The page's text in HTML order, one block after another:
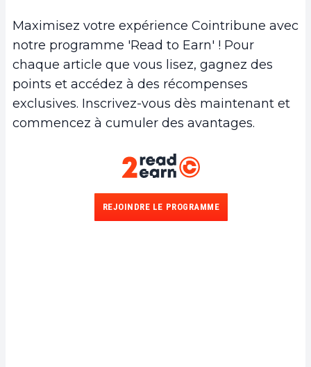
Maximisez votre expérience Cointribune avec
notre programme 'Read to Earn' ! Pour
chaque article que vous lisez, gagnez des
points et accédez à des récompenses
exclusives. Inscrivez-vous dès maintenant et
commencez à cumuler des avantages.
REJOINDRE LE PROGRAMME